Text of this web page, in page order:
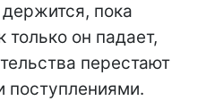
пока
только он падает,
перестают
поступлениями.